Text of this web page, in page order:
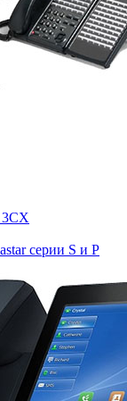
серии S и P